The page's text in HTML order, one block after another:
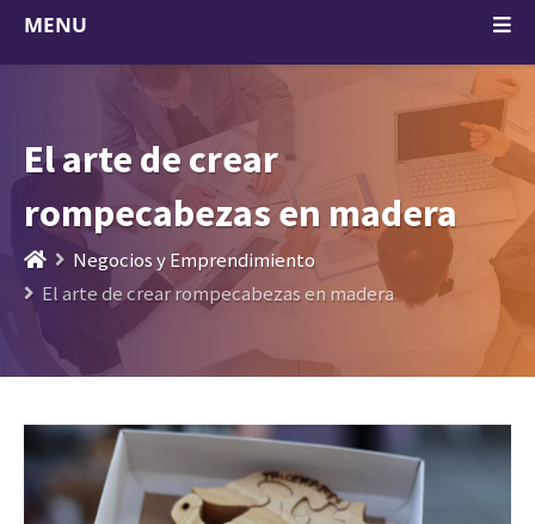
MENU
El arte de crear
rompecabezas en madera
Negocios y Emprendimiento
El arte de crear rompecabezas en madera